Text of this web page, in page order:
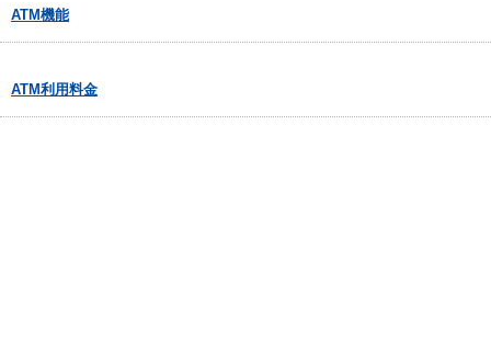
ATM機能
ATM利用料金